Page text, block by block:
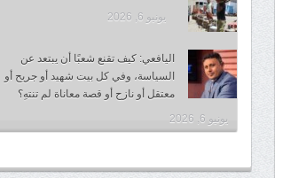
يونيو 6, 2026
اليافعي: كيف تقنع شعبًا أن يبتعد عن
السياسة، وفي كل بيت شهيد أو جريح أو
معتقل أو نازح أو قصة معاناة لم تنتهِ؟
يونيو 6, 2026